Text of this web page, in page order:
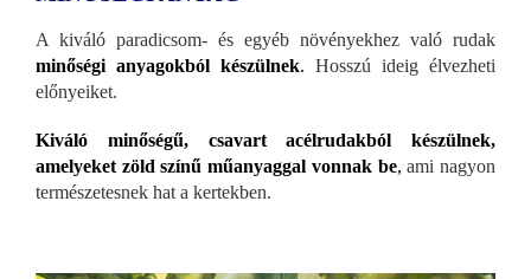
A kiváló paradicsom- és egyéb növényekhez való rudak
minőségi anyagokból készülnek. Hosszú ideig élvezheti
előnyeiket.
Kiváló minőségű, csavart acélrudakból készülnek,
amelyeket zöld színű műanyaggal vonnak be, ami nagyon
természetesnek hat a kertekben.